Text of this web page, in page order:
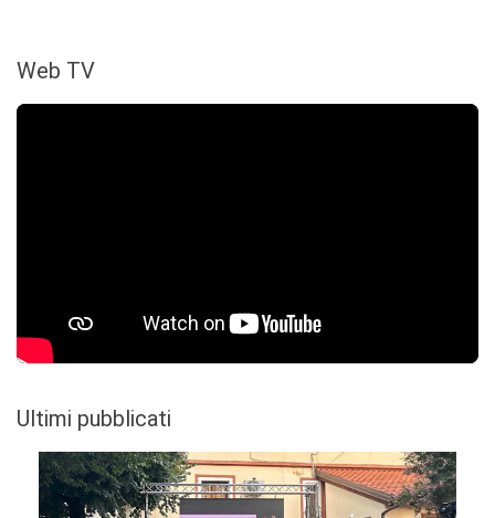
Web TV
Ultimi pubblicati